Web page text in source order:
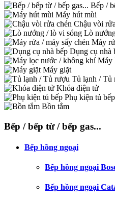
Bếp /
Máy hút mùi
Chậu vòi
Lò
Máy
Dụng cụ nhà
Máy
Máy giặt
Tủ lạnh / Tủ
Khóa điện tử
Phụ kiện tủ bếp
Bồn tắm
Bếp / bếp từ / bếp gas...
Bếp hồng ngoại
Bếp hồng ngoại
Bếp hồng ngoại